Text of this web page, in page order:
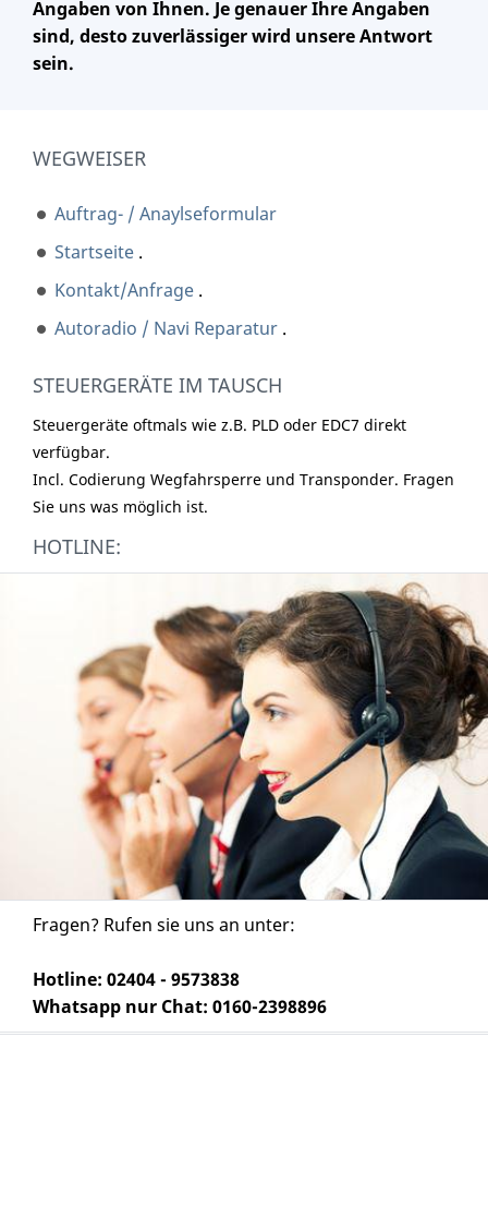
Angaben von Ihnen. Je genauer Ihre Angaben
sind, desto zuverlässiger wird unsere Antwort
sein.
WEGWEISER
Auftrag- / Anaylseformular
Startseite .
Kontakt/Anfrage .
Autoradio / Navi Reparatur .
STEUERGERÄTE IM TAUSCH
Steuergeräte oftmals wie z.B. PLD oder EDC7 direkt
verfügbar.
Incl. Codierung Wegfahrsperre und Transponder. Fragen
Sie uns was möglich ist.
HOTLINE:
Fragen? Rufen sie uns an unter:
Hotline: 02404 - 9573838
Whatsapp nur Chat: 0160-2398896